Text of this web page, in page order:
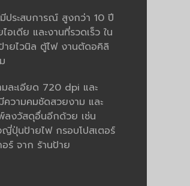
ประสบการณ์ สูงกว่า 10 ปี
เดีย และงานที่รวดเร็ว ใน
ายไวนิล ตู้ไฟ งานตัดอคิลิ
ละเอียด 720 dpi และ
วามคมชัดสวยงาม และ
ลงวัสดุอื่นอีกด้วย เช่น
ปุ่นป้ายไฟ กรอบโปสเตอร์
ร์ จาก ร้านป้าย